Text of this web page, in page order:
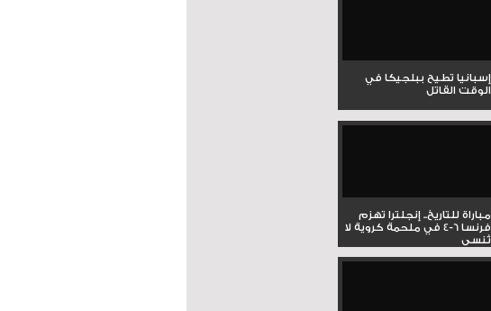
إسبانيا تطيح ببلجيكا في
الوقت القاتل
مباراة للتاريخ.. إنجلترا تهزم
فرنسا 6-4 في ملحمة كروية لا
تُنسى